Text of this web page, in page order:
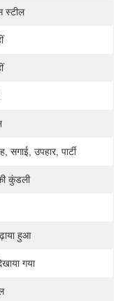
स्टील
सगाई, उपहार, पार्टी
कुंडली
हुआ
गया